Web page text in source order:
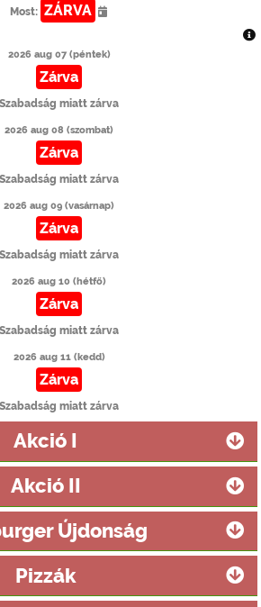
Most: ZÁRVA
2026 aug 07 (péntek)
Zárva
Szabadság miatt zárva
2026 aug 08 (szombat)
Zárva
Szabadság miatt zárva
2026 aug 09 (vasárnap)
Zárva
Szabadság miatt zárva
2026 aug 10 (hétfő)
Zárva
Szabadság miatt zárva
2026 aug 11 (kedd)
Zárva
Szabadság miatt zárva
Akció I
Akció II
Újdonság
Pizzák